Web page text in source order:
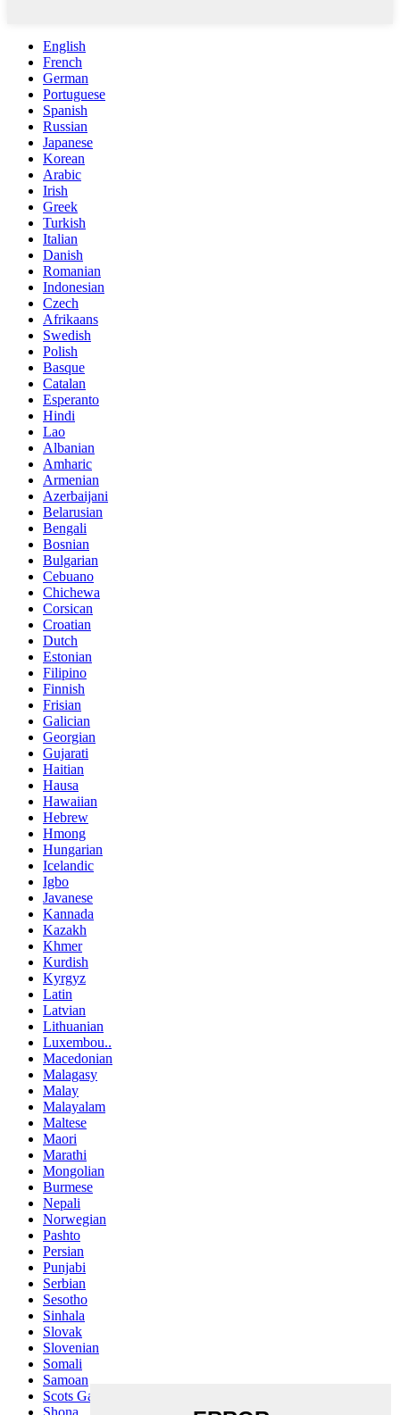
English
French
German
Portuguese
Spanish
Russian
Japanese
Korean
Arabic
Irish
Greek
Turkish
Italian
Danish
Romanian
Indonesian
Czech
Afrikaans
Swedish
Polish
Basque
Catalan
Esperanto
Hindi
Lao
Albanian
Amharic
Armenian
Azerbaijani
Belarusian
Bengali
Bosnian
Bulgarian
Cebuano
Chichewa
Corsican
Croatian
Dutch
Estonian
Filipino
Finnish
Frisian
Galician
Georgian
Gujarati
Haitian
Hausa
Hawaiian
Hebrew
Hmong
Hungarian
Icelandic
Igbo
Javanese
Kannada
Kazakh
Khmer
Kurdish
Kyrgyz
Latin
Latvian
Lithuanian
Luxembou..
Macedonian
Malagasy
Malay
Malayalam
Maltese
Maori
Marathi
Mongolian
Burmese
Nepali
Norwegian
Pashto
Persian
Punjabi
Serbian
Sesotho
Sinhala
Slovak
Slovenian
Somali
Samoan
Scots Gaelic
Shona